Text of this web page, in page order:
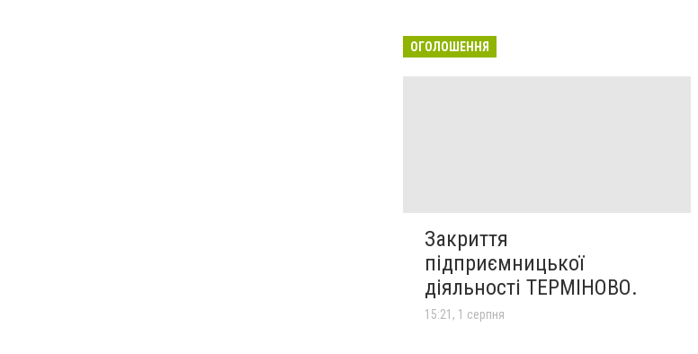
ОГОЛОШЕННЯ
Закриття
підприємницької
діяльності ТЕРМІНОВО.
15:21, 1 серпня